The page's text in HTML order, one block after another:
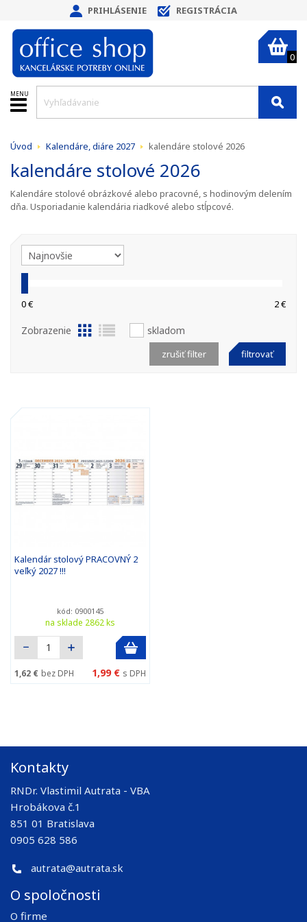
PRIHLÁSENIE REGISTRÁCIA
0
MENU
Úvod Kalendáre, diáre 2027 kalendáre stolové 2026
kalendáre stolové 2026
Kalendáre stolové obrázkové alebo pracovné, s hodinovým delením
dňa. Usporiadanie kalendária riadkové alebo stĺpcové.
0 € 2 €
Zobrazenie skladom
filtrovať
zrušiť filter
Kalendár stolový PRACOVNÝ 2
veľký 2027 !!!
kód: 0900145
na sklade 2862 ks
1,62 € bez DPH 1,99 € s DPH
Kontakty
RNDr. Vlastimil Autrata - VBA
Hrobákova č.1
851 01 Bratislava
0905 628 586
autrata@autrata.sk
O spoločnosti
O firme